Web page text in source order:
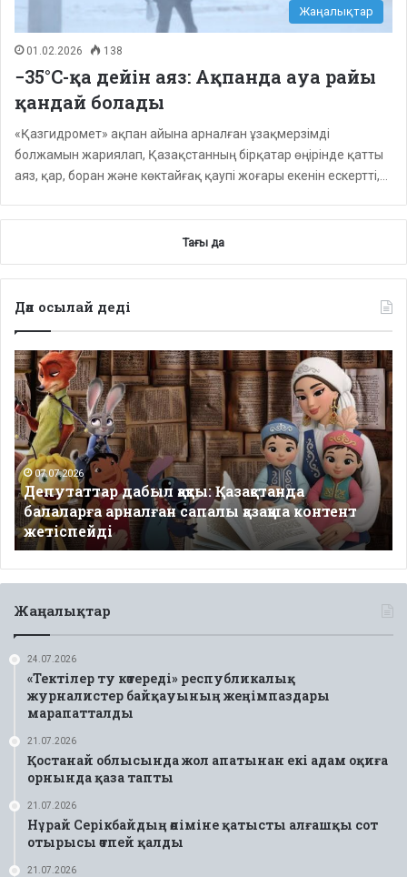
Жаңалықтар
01.02.2026 138
−35°С-қа дейін аяз: Ақпанда ауа райы
қандай болады
«Қазгидромет» ақпан айына арналған ұзақмерзімді
болжамын жариялап, Қазақстанның бірқатар өңірінде қатты
аяз, қар, боран және көктайғақ қаупі жоғары екенін ескертті,…
Тағы да
Дәл осылай деді
Депутаттар
дабыл
қақты:
Қазақстанда
балаларға
арналған
сапалы
қазақша
контент
жетіспейді
07.07.2026
Депутаттар дабыл қақты: Қазақстанда
балаларға арналған сапалы қазақша контент
жетіспейді
Жаңалықтар
24.07.2026
«Тектілер ту көтереді» республикалық
журналистер байқауының жеңімпаздары
марапатталды
21.07.2026
Қостанай облысында жол апатынан екі адам оқиға
орнында қаза тапты
21.07.2026
Нұрай Серікбайдың өліміне қатысты алғашқы сот
отырысы өтпей қалды
21.07.2026